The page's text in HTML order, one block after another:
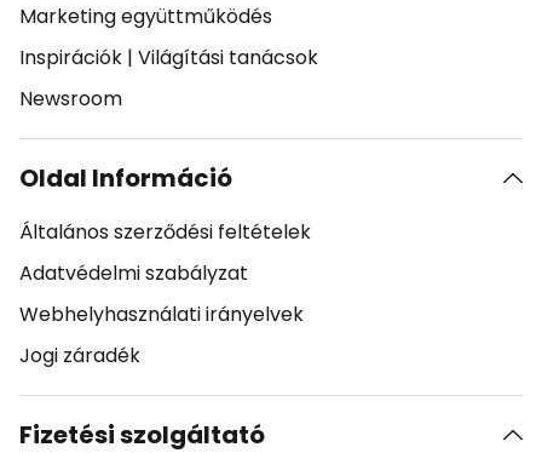
Marketing együttműködés
Inspirációk | Világítási tanácsok
Newsroom
Oldal Információ
Általános szerződési feltételek
Adatvédelmi szabályzat
Webhelyhasználati irányelvek
Jogi záradék
Fizetési szolgáltató